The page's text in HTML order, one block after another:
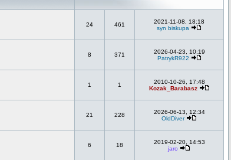
24 461
2021-11-08, 18:18
syn biskupa
8 371
2026-04-23, 10:19
PatrykR922
1 1
2010-10-26, 17:48
Kozak_Barabasz
21 228
2026-06-13, 12:34
OldDiver
6 18
2019-02-20, 14:53
jaro